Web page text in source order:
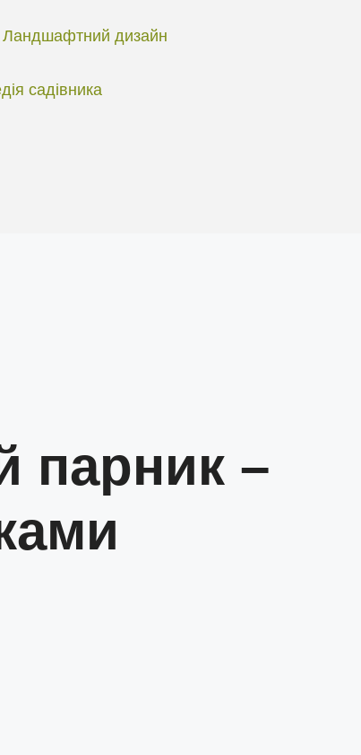
Ландшафтний дизайн
садівника
парник –